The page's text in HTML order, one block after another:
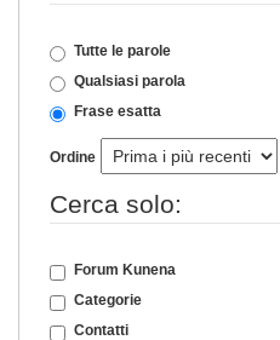
Tutte le parole
Qualsiasi parola
Frase esatta
Ordine
Cerca solo:
Forum Kunena
Categorie
Contatti